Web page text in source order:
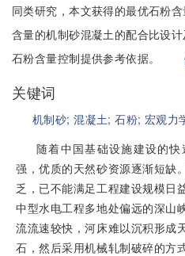
同类研究，本文获得的最优石粉
含量的机制砂混凝土的配合比设
石粉含量控制提供参考依据。
关键词
机制砂;混凝土;石粉; 宏观力
随着中国基础设施建设的
强，优质的天然砂资源逐渐短缺
乏，已不能满足工程建设规模日
中型水电工程多地处偏远的深山
流流速较快，河床难以沉积形成
石，然后采用机械轧制破碎的方